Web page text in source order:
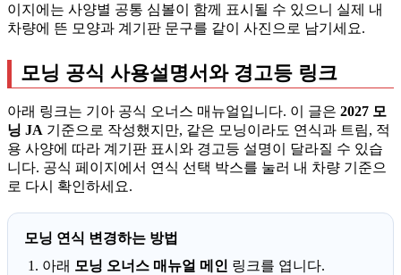
이지에는 사양별 공통 심볼이 함께 표시될 수 있으니 실제 내
차량에 뜬 모양과 계기판 문구를 같이 사진으로 남기세요.
모닝 공식 사용설명서와 경고등 링크
아래 링크는 기아 공식 오너스 매뉴얼입니다. 이 글은 2027 모
닝 JA 기준으로 작성했지만, 같은 모닝이라도 연식과 트림, 적
용 사양에 따라 계기판 표시와 경고등 설명이 달라질 수 있습
니다. 공식 페이지에서 연식 선택 박스를 눌러 내 차량 기준으
로 다시 확인하세요.
모닝 연식 변경하는 방법
아래 모닝 오너스 매뉴얼 메인 링크를 엽니다.